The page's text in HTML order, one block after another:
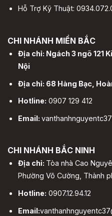
Hỗ Trợ Kỹ Thuật:
CHI NHÁNH MIỀN BẮC
Địa chỉ: Ngách 3 ngõ 121
Nội
Địa chỉ: 68 Hàng Bạc,
Hotline: 0907 129 412
Email:
CHI NHÁNH BẮC NINH
Địa chỉ: Tòa nhà Cao
Phường Võ Cường, Thành
Hotline: 0907.12.94.12
Email: